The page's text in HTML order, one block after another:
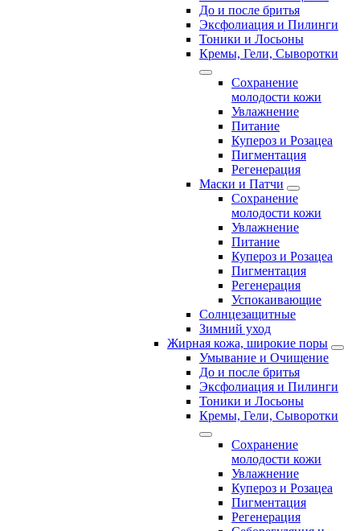
До и после бритья
Эксфолиация и Пилинги
Тоники и Лосьоны
Кремы, Гели, Сыворотки
Сохранение
молодости кожи
Увлажнение
Питание
Купероз и Розацеа
Пигментация
Регенерация
Маски и Патчи
Сохранение
молодости кожи
Увлажнение
Питание
Купероз и Розацеа
Пигментация
Регенерация
Успокаивающие
Солнцезащитные
Зимний уход
Жирная кожа, широкие поры
Умывание и Очищение
До и после бритья
Эксфолиация и Пилинги
Тоники и Лосьоны
Кремы, Гели, Сыворотки
Сохранение
молодости кожи
Увлажнение
Купероз и Розацеа
Пигментация
Регенерация